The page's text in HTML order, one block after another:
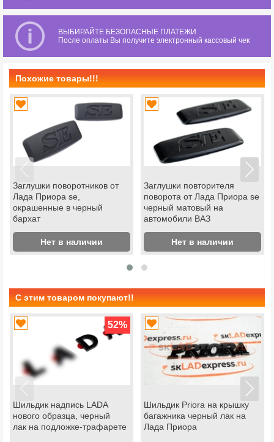
ВЫБИРАЙТЕ БЕЗОПАСНЫЕ ПЛАТЕЖИ
После оплаты Вы получите электронный кассовый чек
Похожие товары!!!
Заглушки поворотников от
Лада Приора se,
окрашенные в черный
бархат
Нет в наличии
Заглушки повторителя
поворота от Лада Приора se
черный матовый на
автомобили ВАЗ
Нет в наличии
С этим товаром покупают!!
52%
Шильдик надпись LADA
нового образца, черный
лак на подложке-трафарете
Шильдик Priora на крышку
багажника черный лак на
Лада Приора